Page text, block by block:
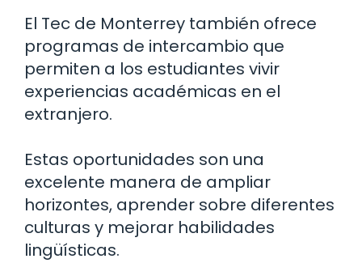
El Tec de Monterrey también ofrece
programas de intercambio que
permiten a los estudiantes vivir
experiencias académicas en el
extranjero.
Estas oportunidades son una
excelente manera de ampliar
horizontes, aprender sobre diferentes
culturas y mejorar habilidades
lingüísticas.